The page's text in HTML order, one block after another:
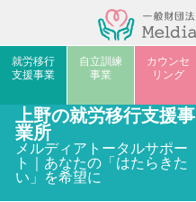
就労移行
支援事業
自立訓練
事業
カウンセ
リング
上野の就労移行支援事
業所
メルディアトータルサポー
ト｜あなたの「はたらきた
い」を希望に